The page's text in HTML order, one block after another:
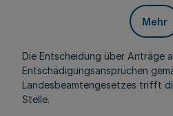
Mehr
Die Entscheidung über Anträge
Entschädigungsansprüchen
Landesbeamtengesetzes trifft
Stelle.